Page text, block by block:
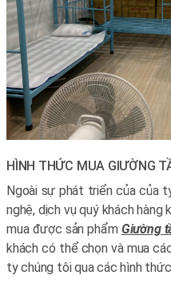
HÌNH THỨC MUA GIƯỜNG
Ngoài sự phát triển của của
nghệ, dịch vụ quý khách
mua được sản phẩm Giường
khách có thể chọn và mua
ty chúng tôi qua các hình